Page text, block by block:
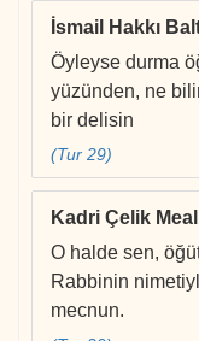
İsmail Hakkı
Öyleyse durma
yüzünden, ne
bir delisin
(Tur 29)
Kadri Çelik
O halde sen,
Rabbinin
mecnun.